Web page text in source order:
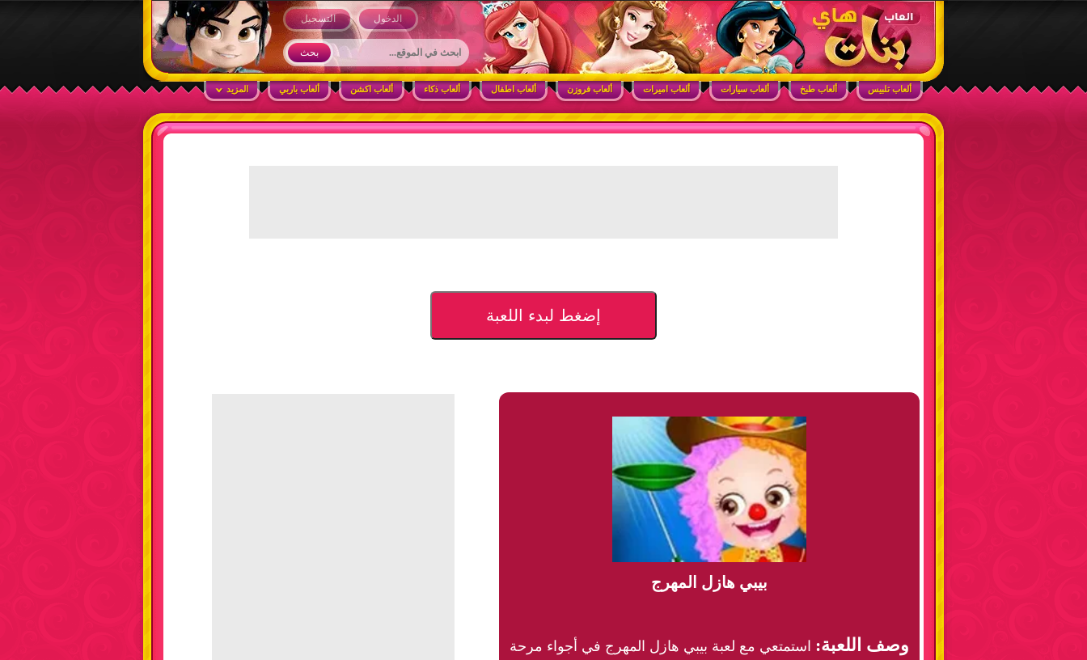
ألعاب بنات هاي – أفضل ألعاب تلبيس، مكياج، طبخ وأنشطة ممتعة للبنات
ابحث في الموقع
التسجيل
الدخول
ألعاب تلبيس ألعاب طبخ ألعاب سيارات ألعاب اميرات ألعاب فروزن ألعاب اطفال ألعاب ذكاء ألعاب اكشن ألعاب باربي المزيد
إضغط لبدء اللعبة
بيبي هازل المهرج
وصف اللعبة: استمتعي مع لعبة بيبي هازل المهرج في أجواء مرحة